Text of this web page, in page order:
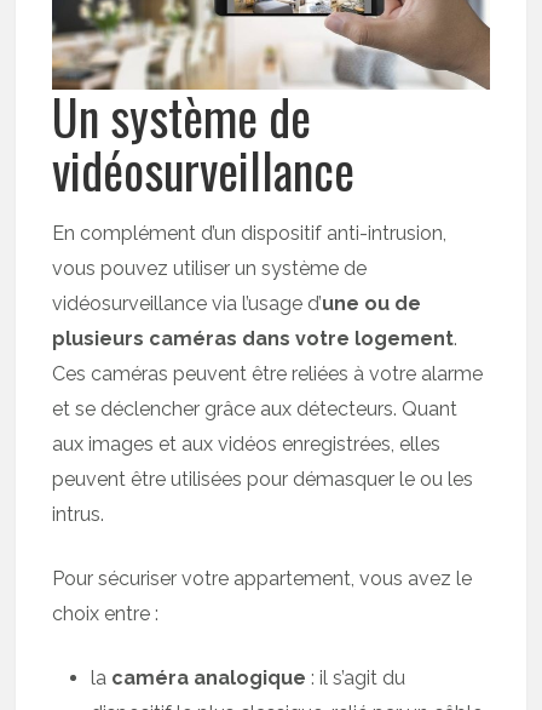
Un système de
vidéosurveillance
En complément d’un dispositif anti-intrusion,
vous pouvez utiliser un système de
vidéosurveillance via l’usage d’une ou de
plusieurs caméras dans votre logement.
Ces caméras peuvent être reliées à votre alarme
et se déclencher grâce aux détecteurs. Quant
aux images et aux vidéos enregistrées, elles
peuvent être utilisées pour démasquer le ou les
intrus.
Pour sécuriser votre appartement, vous avez le
choix entre :
la caméra analogique : il s’agit du